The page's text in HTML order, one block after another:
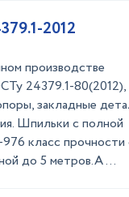
2012
производстве
24379.1-80(2012),
закладные
Шпильки с полной
класс прочности
до 5 метров.А ...